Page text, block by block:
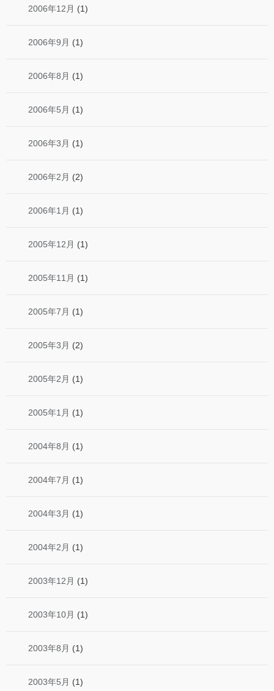
2006年12月 (1)
2006年9月 (1)
2006年8月 (1)
2006年5月 (1)
2006年3月 (1)
2006年2月 (2)
2006年1月 (1)
2005年12月 (1)
2005年11月 (1)
2005年7月 (1)
2005年3月 (2)
2005年2月 (1)
2005年1月 (1)
2004年8月 (1)
2004年7月 (1)
2004年3月 (1)
2004年2月 (1)
2003年12月 (1)
2003年10月 (1)
2003年8月 (1)
2003年5月 (1)